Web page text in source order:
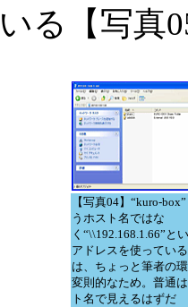
る【写真
【写真04】“kuro-
うホスト名ではな
く“\\192.168.1.66”と
アドレスを使ってい
は、ちょっと筆者の
変則的なため。普通
ト名で見えるはずだ